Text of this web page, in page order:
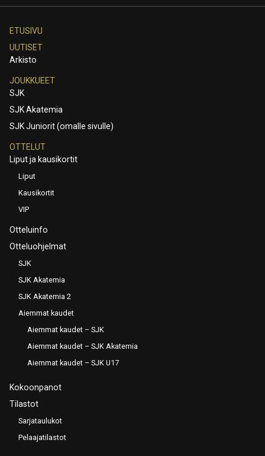
ETUSIVU
UUTISET
Arkisto
JOUKKUEET
SJK
SJK Akatemia
SJK Juniorit (omalle sivulle)
OTTELUT
Liput ja kausikortit
Liput
Kausikortit
VIP
Otteluinfo
Otteluohjelmat
SJK
SJK Akatemia
SJK Akatemia 2
Aiemmat kaudet
Aiemmat kaudet – SJK
Aiemmat kaudet – SJK Akatemia
Aiemmat kaudet – SJK U17
Kokoonpanot
Tilastot
Sarjataulukot
Pelaajatilastot